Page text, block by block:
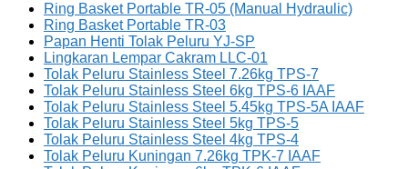
Ring Basket Portable TR-05 (Manual Hydraulic)
Ring Basket Portable TR-03
Papan Henti Tolak Peluru YJ-SP
Lingkaran Lempar Cakram LLC-01
Tolak Peluru Stainless Steel 7.26kg TPS-7
Tolak Peluru Stainless Steel 6kg TPS-6 IAAF
Tolak Peluru Stainless Steel 5.45kg TPS-5A IAAF
Tolak Peluru Stainless Steel 5kg TPS-5
Tolak Peluru Stainless Steel 4kg TPS-4
Tolak Peluru Kuningan 7.26kg TPK-7 IAAF